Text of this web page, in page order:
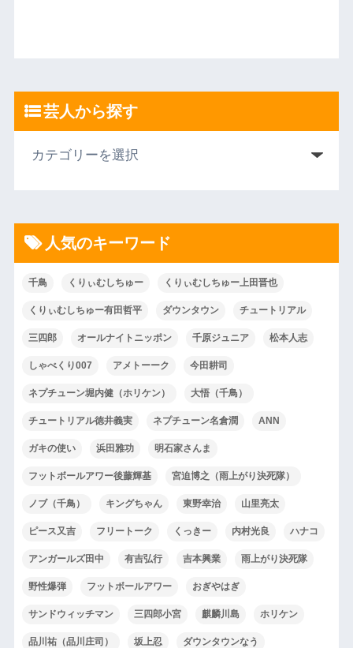
芸人から探す
人気のキーワード
千鳥 くりぃむしちゅー くりぃむしちゅー上田晋也
くりぃむしちゅー有田哲平 ダウンタウン チュートリアル
三四郎 オールナイトニッポン 千原ジュニア 松本人志
しゃべくり007 アメトーーク 今田耕司
ネプチューン堀内健（ホリケン） 大悟（千鳥）
チュートリアル徳井義実 ネプチューン名倉潤 ANN
ガキの使い 浜田雅功 明石家さんま
フットボールアワー後藤輝基 宮迫博之（雨上がり決死隊）
ノブ（千鳥） キングちゃん 東野幸治 山里亮太
ピース又吉 フリートーク くっきー 内村光良 ハナコ
アンガールズ田中 有吉弘行 吉本興業 雨上がり決死隊
野性爆弾 フットボールアワー おぎやはぎ
サンドウィッチマン 三四郎小宮 麒麟川島 ホリケン
品川祐（品川庄司） 坂上忍 ダウンタウンなう